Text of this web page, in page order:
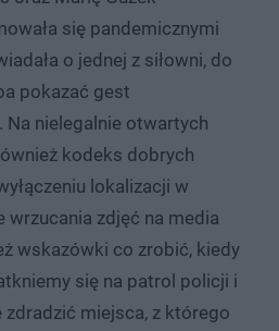
się pandemicznymi
o jednej z siłowni, do
pokazać gest
nielegalnie otwartych
kodeks dobrych
lokalizacji w
wrzucania zdjęć na media
wskazówki co zrobić, kiedy
się na patrol policji i
zdradzić miejsca, z którego